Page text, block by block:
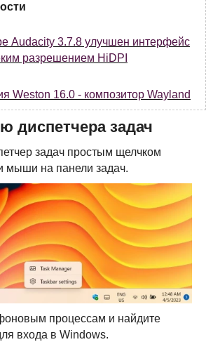
Audacity 3.7.8 улучшен интерфейс
разрешением HiDPI
Weston 16.0 - композитор Wayland
диспетчера задач
задач простым щелчком
мыши на панели задач.
процессам и найдите
входа в Windows.